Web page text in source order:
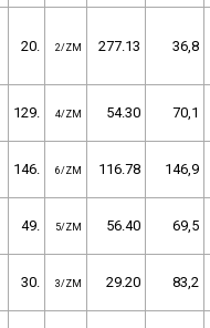
20. 2/ZM 277.13 36,8
129. 4/ZM 54.30 70,1
146. 6/ZM 116.78 146,9
49. 5/ZM 56.40 69,5
30. 3/ZM 29.20 83,2